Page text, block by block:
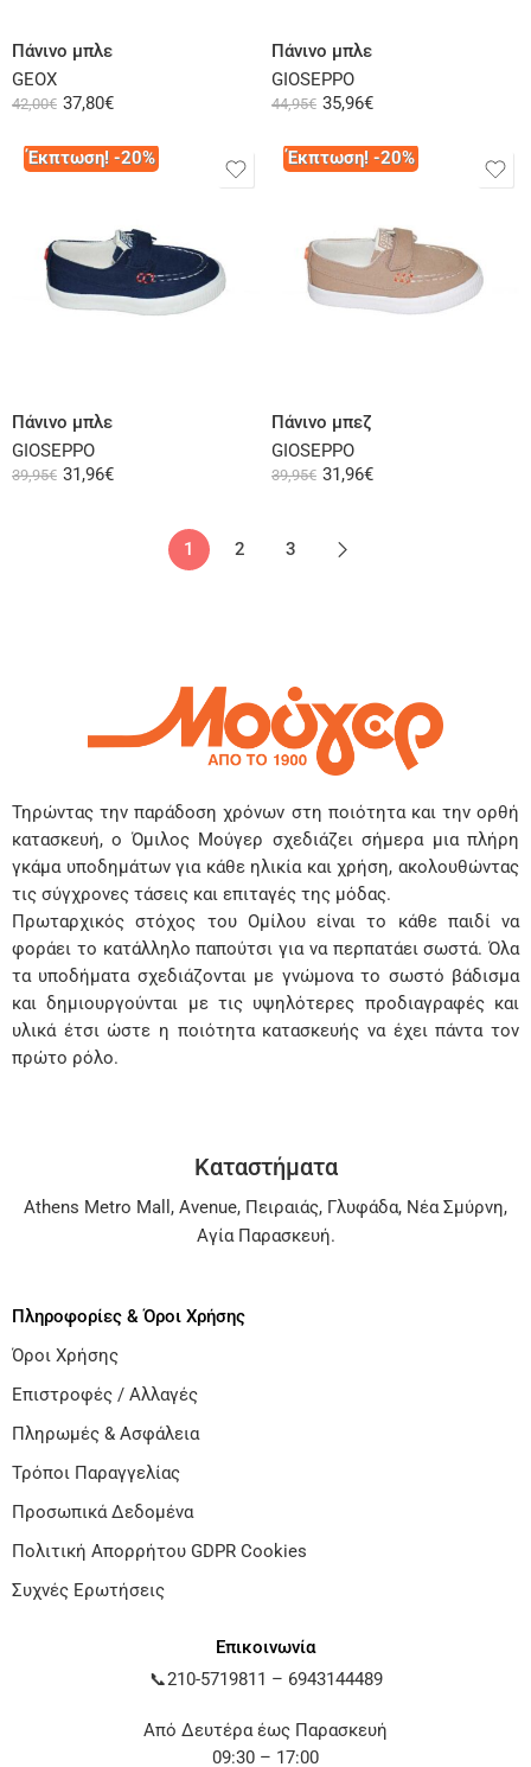
Πάνινο μπλε
GEOX
42,00€ 37,80€
Πάνινο μπλε
GIOSEPPO
44,95€ 35,96€
Έκπτωση! -20%
Πάνινο μπλε
GIOSEPPO
39,95€ 31,96€
Έκπτωση! -20%
Πάνινο μπεζ
GIOSEPPO
39,95€ 31,96€
1 2 3
Τηρώντας την παράδοση χρόνων στη ποιότητα και την ορθή
κατασκευή, ο Όμιλος Μούγερ σχεδιάζει σήμερα μια πλήρη
γκάμα υποδημάτων για κάθε ηλικία και χρήση, ακολουθώντας
τις σύγχρονες τάσεις και επιταγές της μόδας.
Πρωταρχικός στόχος του Ομίλου είναι το κάθε παιδί να
φοράει το κατάλληλο παπούτσι για να περπατάει σωστά. Όλα
τα υποδήματα σχεδιάζονται με γνώμονα το σωστό βάδισμα
και δημιουργούνται με τις υψηλότερες προδιαγραφές και
υλικά έτσι ώστε η ποιότητα κατασκευής να έχει πάντα τον
πρώτο ρόλο.
Καταστήματα
Athens Metro Mall , Avenue, Πειραιάς, Γλυφάδα, Νέα Σμύρνη,
Αγία Παρασκευή.
Πληροφορίες & Όροι Χρήσης
Όροι Χρήσης
Επιστροφές / Αλλαγές
Πληρωμές & Ασφάλεια
Τρόποι Παραγγελίας
Προσωπικά Δεδομένα
Πολιτική Απορρήτου GDPR Cookies
Συχνές Ερωτήσεις
Επικοινωνία
📞210-5719811 – 6943144489
Από Δευτέρα έως Παρασκευή
09:30 – 17:00